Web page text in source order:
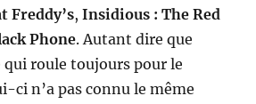
Freddy’s,Insidious : The Red
Phone. Autant dire que
qui roule toujours pour le
ci n’a pas connu le même